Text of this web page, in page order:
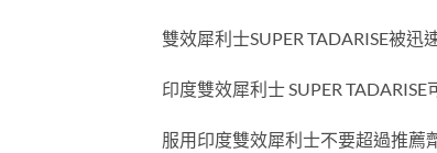
雙效犀利士SUPER TADARISE被
印度雙效犀利士 SUPER
服用印度雙效犀利士不要超過推薦